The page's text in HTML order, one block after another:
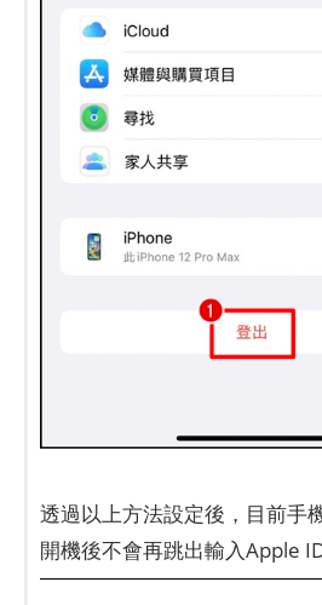
透過以上方法設定後，目前手
開機後不會再跳出輸入Apple